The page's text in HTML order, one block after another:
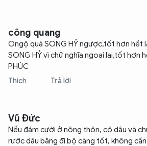
công quang
Ongộ quá SONG HỶ ngược,tốt hơn hết
SONG HỶ vì chữ nghĩa ngoại lai,tốt hơn
PHÚC
Thích Trả lời
Vũ Đức
Nếu đám cưới ở nông thôn, cô dâu và
rước dâu bằng đi bộ càng tốt, không